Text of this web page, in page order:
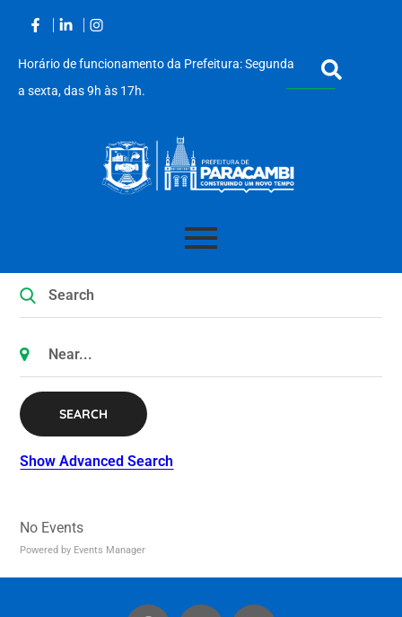
Horário de funcionamento da Prefeitura: Segunda
a sexta, das 9h às 17h.
o
conteúdo
SEARCH
Show Advanced Search
No Events
Powered by Events Manager